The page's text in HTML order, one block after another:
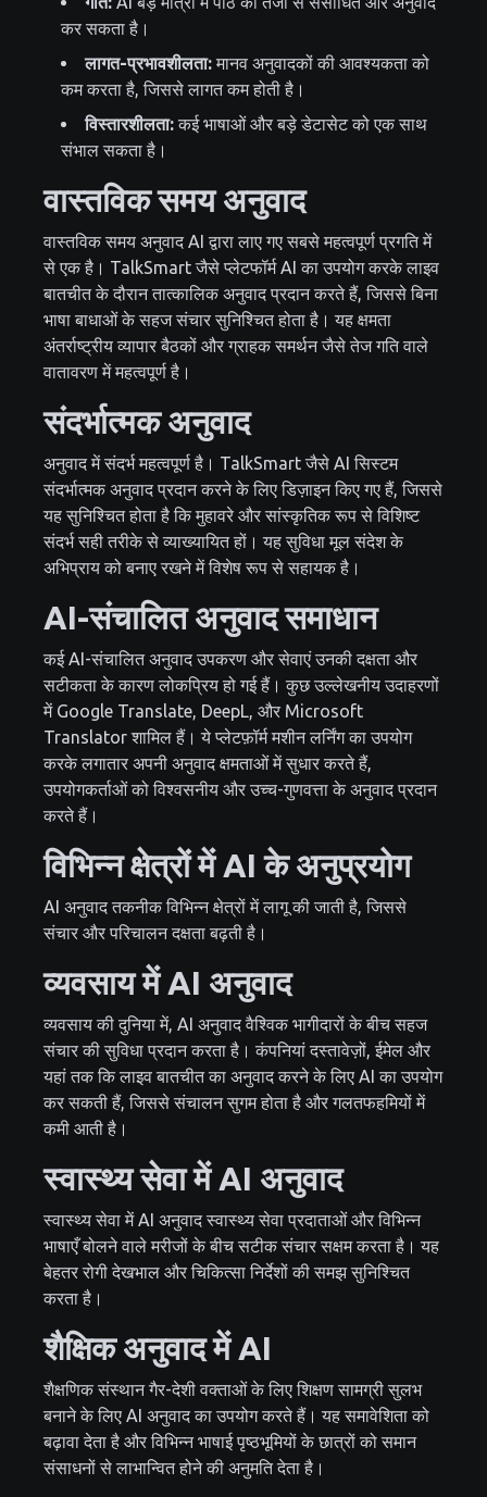
कर सकता है।
लागत-प्रभावशीलता:मानव अनुवादकों की आवश्यकता को
कम करता है, जिससे लागत कम होती है।
विस्तारशीलता:कई भाषाओं और बड़े डेटासेट को एक साथ
संभाल सकता है।
वास्तविक समय अनुवाद
वास्तविक समय अनुवाद AI द्वारा लाए गए सबसे महत्वपूर्ण प्रगति में
से एक है। TalkSmart जैसे प्लेटफॉर्म AI का उपयोग करके लाइव
बातचीत के दौरान तात्कालिक अनुवाद प्रदान करते हैं, जिससे बिना
भाषा बाधाओं के सहज संचार सुनिश्चित होता है। यह क्षमता
अंतर्राष्ट्रीय व्यापार बैठकों और ग्राहक समर्थन जैसे तेज गति वाले
वातावरण में महत्वपूर्ण है।
संदर्भात्मक अनुवाद
अनुवाद में संदर्भ महत्वपूर्ण है। TalkSmart जैसे AI सिस्टम
संदर्भात्मक अनुवाद प्रदान करने के लिए डिज़ाइन किए गए हैं, जिससे
यह सुनिश्चित होता है कि मुहावरे और सांस्कृतिक रूप से विशिष्ट
संदर्भ सही तरीके से व्याख्यायित हों। यह सुविधा मूल संदेश के
अभिप्राय को बनाए रखने में विशेष रूप से सहायक है।
AI-संचालित अनुवाद समाधान
कई AI-संचालित अनुवाद उपकरण और सेवाएं उनकी दक्षता और
सटीकता के कारण लोकप्रिय हो गई हैं। कुछ उल्लेखनीय उदाहरणों
में Google Translate, DeepL, और Microsoft
Translator शामिल हैं। ये प्लेटफ़ॉर्म मशीन लर्निंग का उपयोग
करके लगातार अपनी अनुवाद क्षमताओं में सुधार करते हैं,
उपयोगकर्ताओं को विश्वसनीय और उच्च-गुणवत्ता के अनुवाद प्रदान
करते हैं।
विभिन्न क्षेत्रों में AI के अनुप्रयोग
AI अनुवाद तकनीक विभिन्न क्षेत्रों में लागू की जाती है, जिससे
संचार और परिचालन दक्षता बढ़ती है।
व्यवसाय में AI अनुवाद
व्यवसाय की दुनिया में, AI अनुवाद वैश्विक भागीदारों के बीच सहज
संचार की सुविधा प्रदान करता है। कंपनियां दस्तावेज़ों, ईमेल और
यहां तक कि लाइव बातचीत का अनुवाद करने के लिए AI का उपयोग
कर सकती हैं, जिससे संचालन सुगम होता है और गलतफहमियों में
कमी आती है।
स्वास्थ्य सेवा में AI अनुवाद
स्वास्थ्य सेवा में AI अनुवाद स्वास्थ्य सेवा प्रदाताओं और विभिन्न
भाषाएँ बोलने वाले मरीजों के बीच सटीक संचार सक्षम करता है। यह
बेहतर रोगी देखभाल और चिकित्सा निर्देशों की समझ सुनिश्चित
करता है।
शैक्षिक अनुवाद में AI
शैक्षणिक संस्थान गैर-देशी वक्ताओं के लिए शिक्षण सामग्री सुलभ
बनाने के लिए AI अनुवाद का उपयोग करते हैं। यह समावेशिता को
बढ़ावा देता है और विभिन्न भाषाई पृष्ठभूमियों के छात्रों को समान
संसाधनों से लाभान्वित होने की अनुमति देता है।